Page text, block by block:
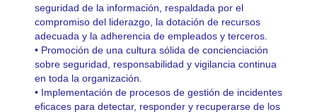
seguridad de la información, respaldada por el
compromiso del liderazgo, la dotación de recursos
adecuada y la adherencia de empleados y terceros.
• Promoción de una cultura sólida de concienciación
sobre seguridad, responsabilidad y vigilancia continua
en toda la organización.
• Implementación de procesos de gestión de incidentes
eficaces para detectar, responder y recuperarse de los